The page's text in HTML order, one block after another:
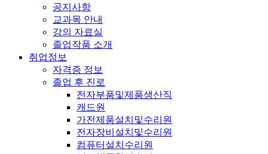
공지사항
교과목 안내
강의 자료실
졸업작품 소개
취업정보
자격증 정보
졸업 후 진로
전자부품및제품생산직
캐드원
가전제품설치및수리원
전자장비설치및수리원
컴퓨터설치수리원